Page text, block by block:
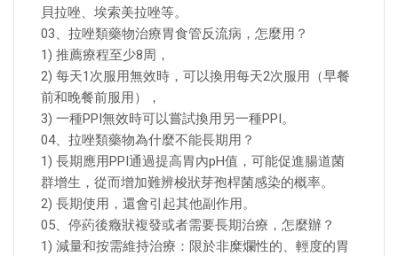
貝拉唑、埃索美拉唑等。
03、拉唑類藥物治療胃食管反流病，怎麼用？
1) 推薦療程至少8周，
2) 每天1次服用無效時，可以換用每天2次服用（早餐
前和晚餐前服用），
3) 一種PPI無效時可以嘗試換用另一種PPI。
04、拉唑類藥物為什麼不能長期用？
1) 長期應用PPI通過提高胃內pH值，可能促進腸道菌
群增生，從而增加難辨梭狀芽孢桿菌感染的概率。
2) 長期使用，還會引起其他副作用。
05、停葯後癥狀複發或者需要長期治療，怎麼辦？
1) 減量和按需維持治療：限於非糜爛性的、輕度的胃